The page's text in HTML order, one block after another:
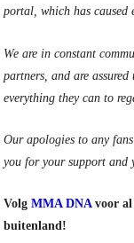
portal, which has caused
We are in constant
partners, and are
everything they can to
Our apologies to any
you for your support and
VolgMMA DNAvoor al
buitenland!